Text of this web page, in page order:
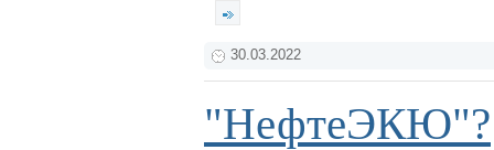
30.03.2022
"НефтеЭКЮ"?